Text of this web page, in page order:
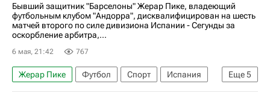
Бывший защитник "Барселоны" Жерар Пике, владеющий
футбольным клубом "Андорра", дисквалифицирован на шесть
матчей второго по силе дивизиона Испании - Сегунды за
оскорбление арбитра,...
6 мая, 21:42 767
Еще5
Жерар Пике Футбол Спорт
Испания
Андорра
Андорра
Барселона